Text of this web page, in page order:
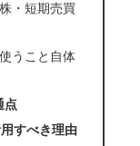
・短期売買
うこと自体
点
すべき理由